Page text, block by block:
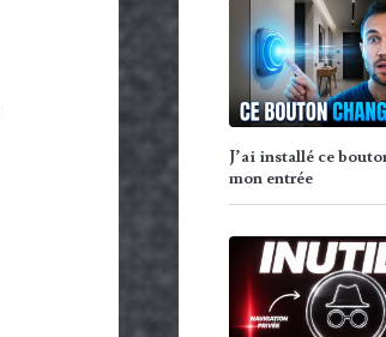
J’ai installé ce
mon entrée